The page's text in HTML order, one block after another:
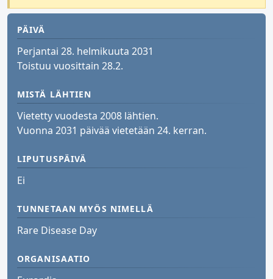
PÄIVÄ
Perjantai 28. helmikuuta 2031
Toistuu vuosittain 28.2.
MISTÄ LÄHTIEN
Vietetty vuodesta 2008 lähtien.
Vuonna 2031 päivää vietetään 24. kerran.
LIPUTUSPÄIVÄ
Ei
TUNNETAAN MYÖS NIMELLÄ
Rare Disease Day
ORGANISAATIO